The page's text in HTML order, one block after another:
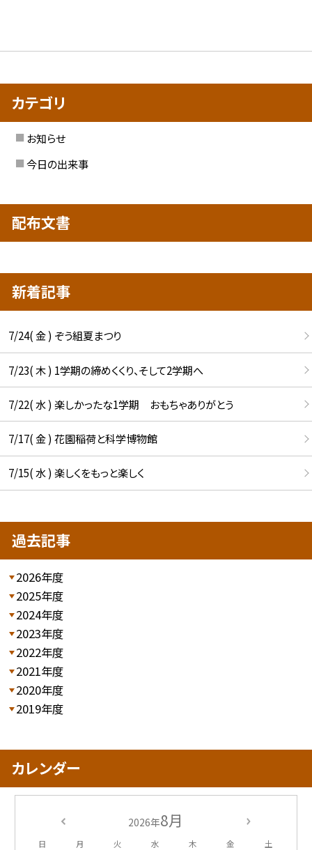
カテゴリ
お知らせ
今日の出来事
配布文書
新着記事
7/24( 金 ) ぞう組夏まつり
7/23( 木 ) 1学期の締めくくり、そして2学期へ
7/22( 水 ) 楽しかったな1学期 おもちゃありがとう
7/17( 金 ) 花園稲荷と科学博物館
7/15( 水 ) 楽しくをもっと楽しく
過去記事
2026年度
2025年度
2024年度
2023年度
2022年度
2021年度
2020年度
2019年度
カレンダー
2026年8月
日 月 火 水 木 金 土